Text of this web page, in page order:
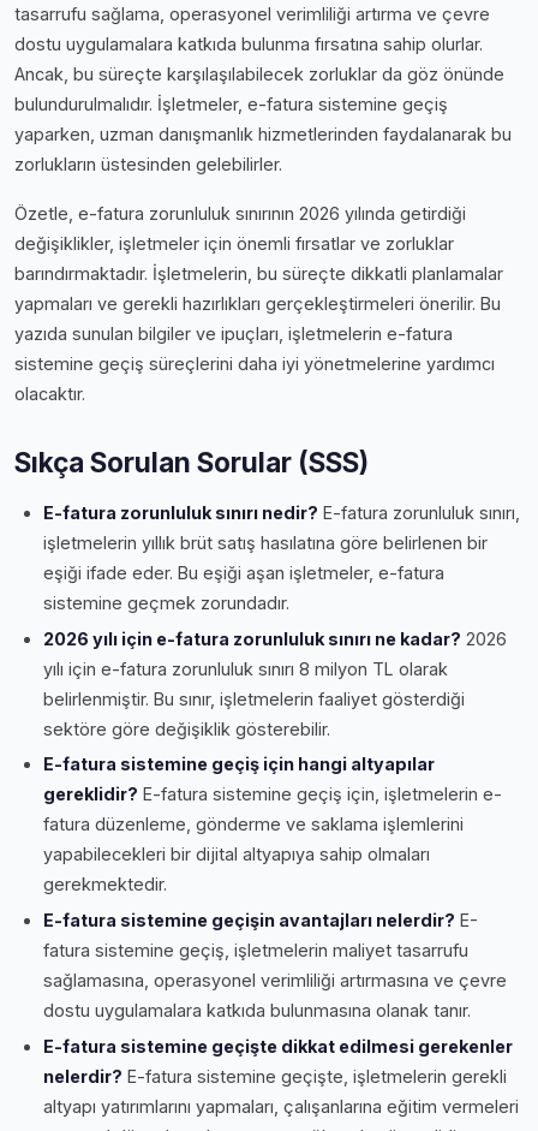
tasarrufu sağlama, operasyonel verimliliği artırma ve çevre
dostu uygulamalara katkıda bulunma fırsatına sahip olurlar.
Ancak, bu süreçte karşılaşılabilecek zorluklar da göz önünde
bulundurulmalıdır. İşletmeler, e-fatura sistemine geçiş
yaparken, uzman danışmanlık hizmetlerinden faydalanarak bu
zorlukların üstesinden gelebilirler.
Özetle, e-fatura zorunluluk sınırının 2026 yılında getirdiği
değişiklikler, işletmeler için önemli fırsatlar ve zorluklar
barındırmaktadır. İşletmelerin, bu süreçte dikkatli planlamalar
yapmaları ve gerekli hazırlıkları gerçekleştirmeleri önerilir. Bu
yazıda sunulan bilgiler ve ipuçları, işletmelerin e-fatura
sistemine geçiş süreçlerini daha iyi yönetmelerine yardımcı
olacaktır.
Sıkça Sorulan Sorular (SSS)
E-fatura zorunluluk sınırı nedir? E-fatura zorunluluk sınırı,
işletmelerin yıllık brüt satış hasılatına göre belirlenen bir
eşiği ifade eder. Bu eşiği aşan işletmeler, e-fatura
sistemine geçmek zorundadır.
2026 yılı için e-fatura zorunluluk sınırı ne kadar? 2026
yılı için e-fatura zorunluluk sınırı 8 milyon TL olarak
belirlenmiştir. Bu sınır, işletmelerin faaliyet gösterdiği
sektöre göre değişiklik gösterebilir.
E-fatura sistemine geçiş için hangi altyapılar
gereklidir? E-fatura sistemine geçiş için, işletmelerin e-
fatura düzenleme, gönderme ve saklama işlemlerini
yapabilecekleri bir dijital altyapıya sahip olmaları
gerekmektedir.
E-fatura sistemine geçişin avantajları nelerdir? E-
fatura sistemine geçiş, işletmelerin maliyet tasarrufu
sağlamasına, operasyonel verimliliği artırmasına ve çevre
dostu uygulamalara katkıda bulunmasına olanak tanır.
E-fatura sistemine geçişte dikkat edilmesi gerekenler
nelerdir? E-fatura sistemine geçişte, işletmelerin gerekli
altyapı yatırımlarını yapmaları, çalışanlarına eğitim vermeleri